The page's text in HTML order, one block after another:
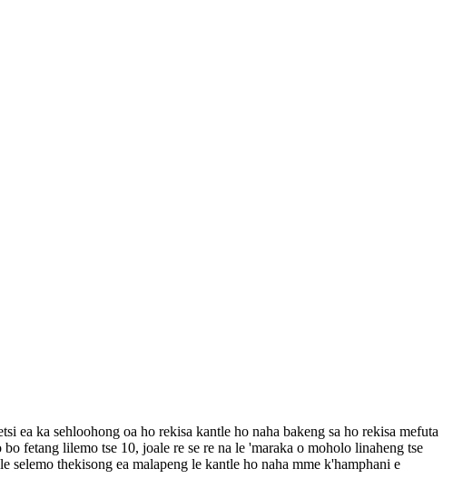
ka sehloohong oa ho rekisa kantle ho naha bakeng sa ho rekisa mefuta
fetang lilemo tse 10, joale re se re na le 'maraka o moholo linaheng tse
thekisong ea malapeng le kantle ho naha mme k'hamphani e